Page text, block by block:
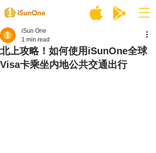
北上攻略！如何使用iSunOne全球
Visa卡乘坐内地公共交通出行
iSun One
1 min read